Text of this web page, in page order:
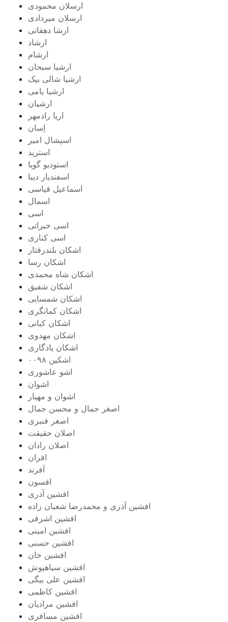
ارسلان محمودی
ارسلان میردادی
ارشا دهقانی
ارشاد
ارشام
ارشیا سبحان
ارشیا شالی بیک
ارشیا یامی
ارشیان
اریا رادمهر
اِسان
اسپشال امیر
استرید
استودیو گویا
اسفندیار دیبا
اسماعیل قیاسی
اسمال
اسی
اسی خیراتی
اسی کناری
اشکان بلندرفتار
اشکان رسا
اشکان شاه محمدی
اشکان شفیق
اشکان شمسایی
اشکان‌ کمانگری
اشکان کیانی
اشکان مهدوی
اشکان یادگاری
اشکین ۰۰۹۸
اشو عاشوری
اشوان
اشوان و مهیار
اصغر جمال و محسن جمال
اصغر قنبری
اصلان حقیقت
اصلان رادان
افران
اَفرند
افسون
افشین آذری
افشین آذری و محمدرضا شعبان زاده
افشین اشرفی
افشین امینی
افشین حسنی
افشین خان
افشین سیاهپوش
افشین علی بیگی
افشین کاظمی
افشین مرادیان
افشین مسافری